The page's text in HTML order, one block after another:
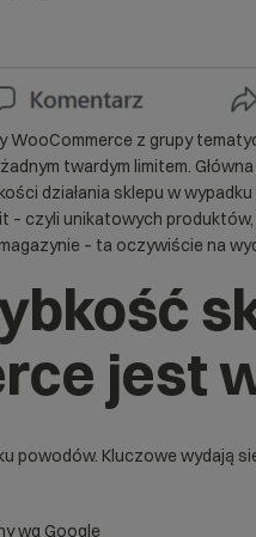
WooCommerce z grupy
twardym limitem.
działania sklepu w
– czyli unikatowych
– ta oczywiście na
jest
powodów. Kluczowe wydają
wg Google